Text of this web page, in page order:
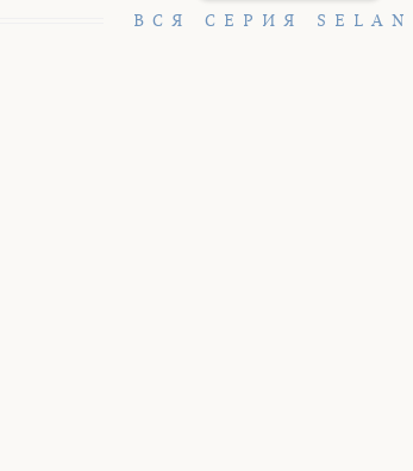
ВСЯ СЕРИЯ